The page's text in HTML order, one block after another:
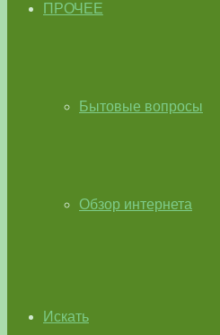
ПРОЧЕЕ
Бытовые вопросы
Обзор интернета
Искать